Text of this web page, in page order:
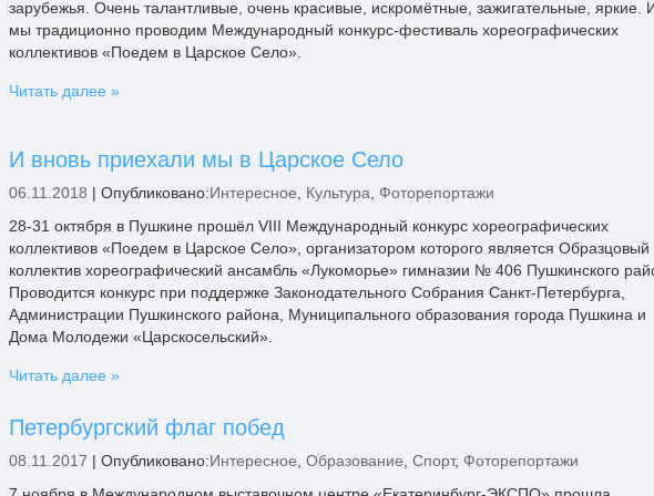
зарубежья. Очень талантливые, очень красивые, искромётные, зажигательные, яркие.
мы традиционно проводим Международный конкурс-фестиваль хореографических
коллективов «Поедем в Царское Село».
Читать далее »
И вновь приехали мы в Царское Село
06.11.2018 | Опубликовано:Интересное Культура
Фоторепортажи
28-31 октября в Пушкине прошёл VIII Международный конкурс хореографических
коллективов «Поедем в Царское Село», организатором которого является Образцовый
коллектив хореографический ансамбль «Лукоморье» гимназии № 406 Пушкинского
Проводится конкурс при поддержке Законодательного Собрания Санкт-Петербурга,
Администрации Пушкинского района, Муниципального образования города Пушкина и
Дома Молодежи «Царскосельский».
Читать далее »
Петербургский флаг побед
08.11.2017 | Опубликовано:Интересное Образование Спорт, Фоторепортажи